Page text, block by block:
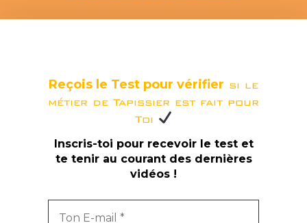
Reçois le Test pour vérifier si le
métier de Tapissier est fait pour
Toi
Inscris-toi pour recevoir le test et
te tenir au courant des dernières
vidéos !